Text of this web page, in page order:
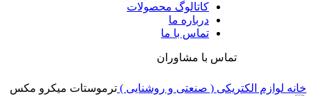
کاتالوگ محصولات
درباره ما
تماس با ما
تماس با مشاوران
خانه لوازم الکتریکی ( صنعتی و روشنایی ) ترموستات میکرو مکس